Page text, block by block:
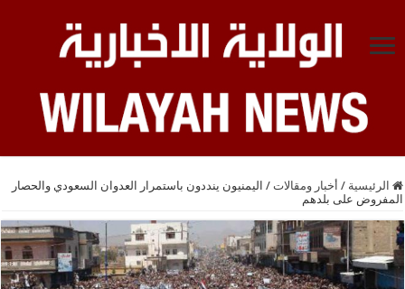
الرئيسية / أخبار ومقالات / اليمنيون ينددون باستمرار العدوان السعودي والحصار
المفروض على بلدهم